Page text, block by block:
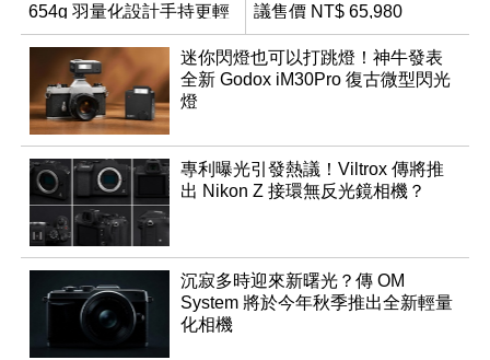
654g 羽量化設計手持更輕
鬆
議售價 NT$ 65,980
迷你閃燈也可以打跳燈！神牛發表
全新 Godox iM30Pro 復古微型閃光
燈
專利曝光引發熱議！Viltrox 傳將推
出 Nikon Z 接環無反光鏡相機？
沉寂多時迎來新曙光？傳 OM
System 將於今年秋季推出全新輕量
化相機